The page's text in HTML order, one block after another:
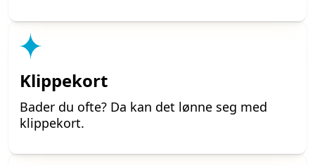
Klippekort
Bader du ofte? Da kan det lønne seg med
klippekort.
Icon